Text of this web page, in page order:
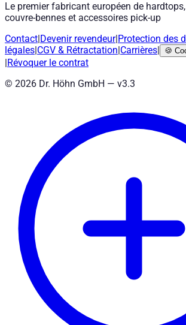
Le premier fabricant européen de
couvre-bennes et accessoires pick-up
Contact Devenir revendeur| Protection des
légales CGV & Rétractation Carrières 🍪
Révoquer le contrat
© 2026 Dr. Höhn GmbH — v3.3